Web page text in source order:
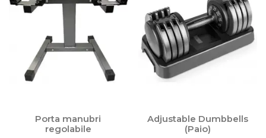
Porta manubri
regolabile
Adjustable Dumbbells
(Paio)